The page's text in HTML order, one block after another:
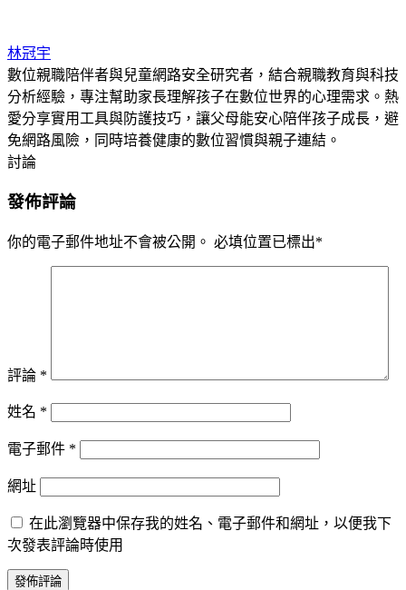
林冠宇
數位親職陪伴者與兒童網路安全研究者，結合親職教育與科技
分析經驗，專注幫助家長理解孩子在數位世界的心理需求。熱
愛分享實用工具與防護技巧，讓父母能安心陪伴孩子成長，避
免網路風險，同時培養健康的數位習慣與親子連結。
討論
發佈評論
你的電子郵件地址不會被公開。 必填位置已標出*
評論 *
姓名 *
電子郵件 *
網址
在此瀏覽器中保存我的姓名、電子郵件和網址，以便我下
次發表評論時使用